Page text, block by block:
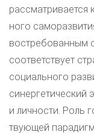
рассматривается
ного
востребованным
соответствует
социального
синергетический
и личности. Роль
твующей